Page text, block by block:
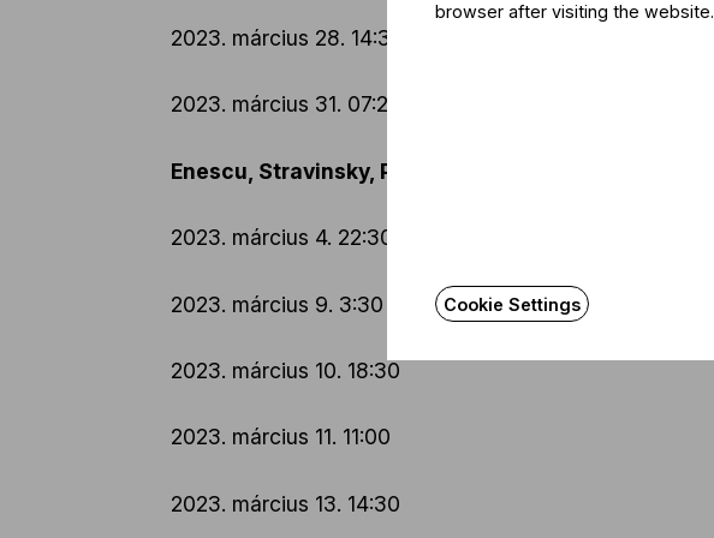
2023. március 28. 14:30
2023. március 31. 07:24
Enescu, Stravinsky, Prokofjev (Mezzo Live HD)
2023. március 4. 22:30
2023. március 9. 3:30
2023. március 10. 18:30
2023. március 11. 11:00
2023. március 13. 14:30
browser after visiting the website.
Cookie Settings